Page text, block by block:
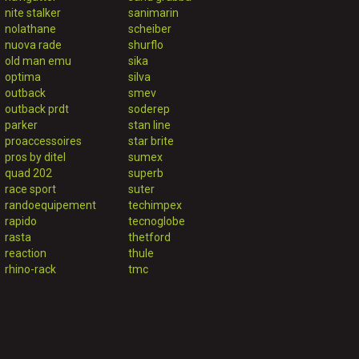
nite stalker
nolathane
nuova rade
old man emu
optima
outback
outback prdt
parker
proaccessoires
pros by ditel
quad 202
race sport
randoequipement
rapido
rasta
reaction
rhino-rack
sanimarin
scheiber
shurflo
sika
silva
smev
soderep
stan line
star brite
sumex
superb
suter
techimpex
tecnoglobe
thetford
thule
tmc